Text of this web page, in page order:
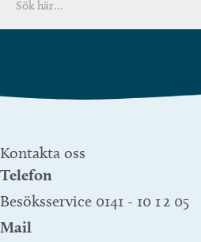
Kontakta oss
Telefon
Besöksservice 0141 - 10 1 2 05
Mail